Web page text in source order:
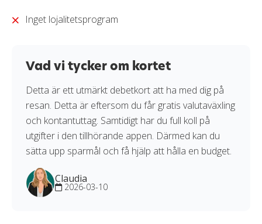
Inget lojalitetsprogram
Vad vi tycker om kortet
Detta är ett utmärkt debetkort att ha med dig på
resan. Detta är eftersom du får gratis valutaväxling
och kontantuttag. Samtidigt har du full koll på
utgifter i den tillhörande appen. Därmed kan du
sätta upp sparmål och få hjälp att hålla en budget.
Claudia
2026-03-10